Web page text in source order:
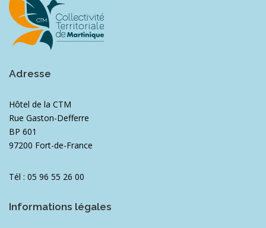
Adresse
Hôtel de la CTM
Rue Gaston-Defferre
BP 601
97200 Fort-de-France
Tél : 05 96 55 26 00
Informations légales